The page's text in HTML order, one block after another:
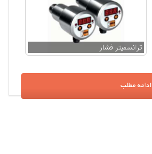
ترانسمیتر فشار
ادامه مطلب